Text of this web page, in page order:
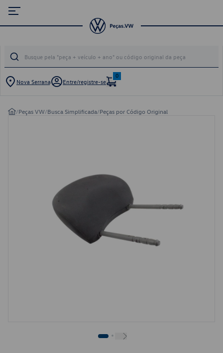
Nova Serrana Entre/registre-se
0
/Peças VW/Busca Simplificada/Peças por Código Original